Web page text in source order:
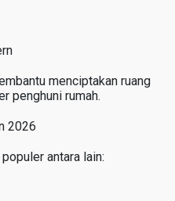
menciptakan ruang
penghuni rumah.
2026
antara lain: